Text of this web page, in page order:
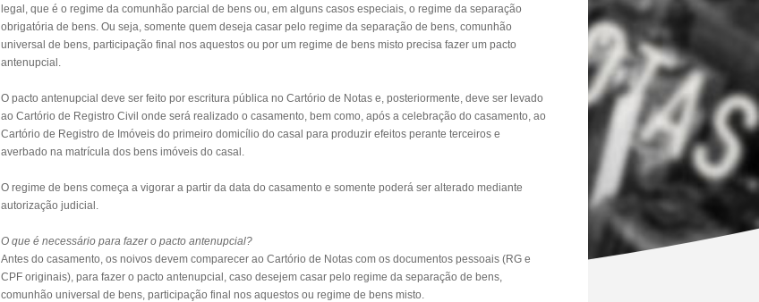
legal, que é o regime da comunhão parcial de bens ou, em alguns casos especiais, o regime da separação
obrigatória de bens. Ou seja, somente quem deseja casar pelo regime da separação de bens, comunhão
universal de bens, participação final nos aquestos ou por um regime de bens misto precisa fazer um pacto
antenupcial.
O pacto antenupcial deve ser feito por escritura pública no Cartório de Notas e, posteriormente, deve ser levado
ao Cartório de Registro Civil onde será realizado o casamento, bem como, após a celebração do casamento, ao
Cartório de Registro de Imóveis do primeiro domicílio do casal para produzir efeitos perante terceiros e
averbado na matrícula dos bens imóveis do casal.
O regime de bens começa a vigorar a partir da data do casamento e somente poderá ser alterado mediante
autorização judicial.
O que é necessário para fazer o pacto antenupcial?
Antes do casamento, os noivos devem comparecer ao Cartório de Notas com os documentos pessoais (RG e
CPF originais), para fazer o pacto antenupcial, caso desejem casar pelo regime da separação de bens,
comunhão universal de bens, participação final nos aquestos ou regime de bens misto.